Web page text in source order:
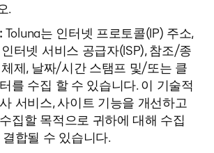
.
Toluna는 인터넷 프로토콜(IP) 주소,
터넷 서비스 공급자(ISP), 참조/종
제, 날짜/시간 스탬프 및/또는 클
를 수집 할 수 있습니다. 이 기술적
서비스, 사이트 기능을 개선하고
집할 목적으로 귀하에 대해 수집
합될 수 있습니다.